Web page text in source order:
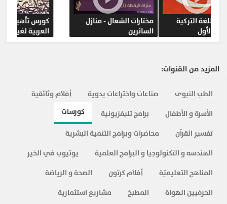
تعلم اللغة الاسبانية-
مستوى مبتدي
A1 تعليم اللغة التركية
المستوى الأول
محاضرات وبرامج التنمية البشرية